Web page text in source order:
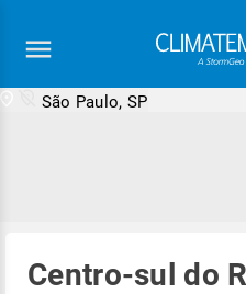
São Paulo, SP
Centro-sul do